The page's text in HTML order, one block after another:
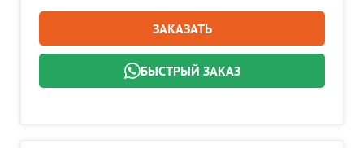
ЗАКАЗАТЬ
БЫСТРЫЙ ЗАКАЗ